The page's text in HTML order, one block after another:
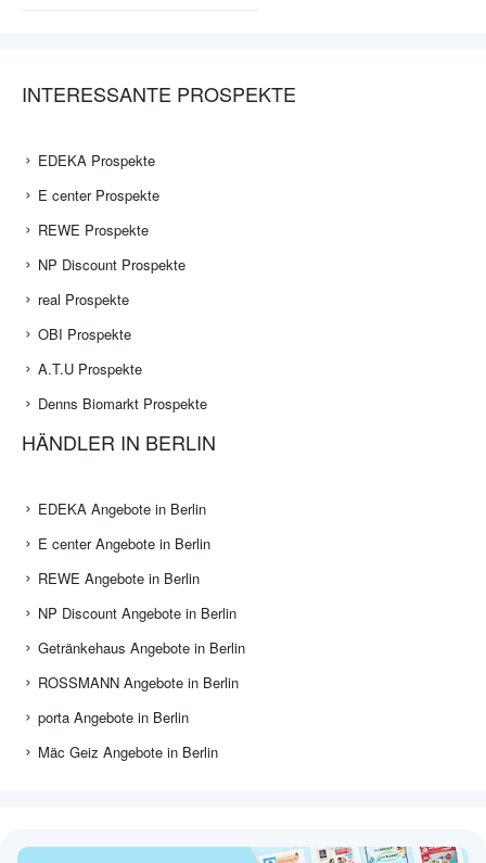
INTERESSANTE PROSPEKTE
EDEKA Prospekte
E center Prospekte
REWE Prospekte
NP Discount Prospekte
real Prospekte
OBI Prospekte
A.T.U Prospekte
Denns Biomarkt Prospekte
HÄNDLER IN BERLIN
EDEKA Angebote in Berlin
E center Angebote in Berlin
REWE Angebote in Berlin
NP Discount Angebote in Berlin
Getränkehaus Angebote in Berlin
ROSSMANN Angebote in Berlin
porta Angebote in Berlin
Mäc Geiz Angebote in Berlin